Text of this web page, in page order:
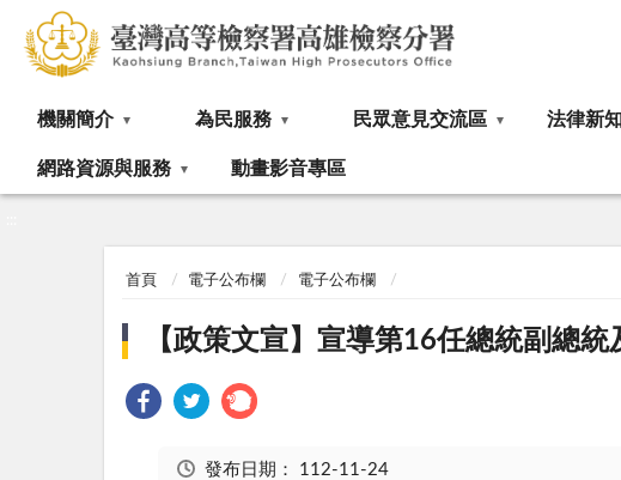
機關簡介 為民服務 民眾意見交流區 法律新
網路資源與服務 動畫影音專區
首頁 電子公布欄 電子公布欄
【政策文宣】宣導第16任總統副總
發布日期： 112-11-24